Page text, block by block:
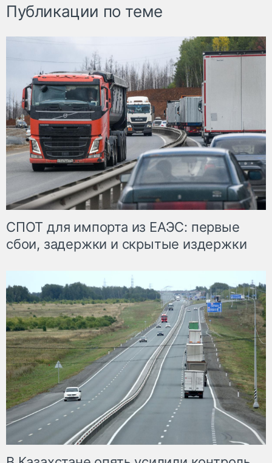
Публикации по теме
СПОТ для импорта из ЕАЭС: первые
сбои, задержки и скрытые издержки